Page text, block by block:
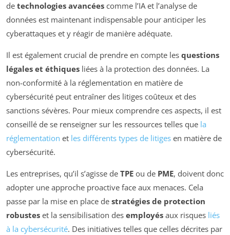
de technologies avancées comme l’IA et l’analyse de
données est maintenant indispensable pour anticiper les
cyberattaques et y réagir de manière adéquate.
Il est également crucial de prendre en compte les questions
légales et éthiques liées à la protection des données. La
non-conformité à la réglementation en matière de
cybersécurité peut entraîner des litiges coûteux et des
sanctions sévères. Pour mieux comprendre ces aspects, il est
conseillé de se renseigner sur les ressources telles que la
réglementation et les différents types de litiges en matière de
cybersécurité.
Les entreprises, qu’il s’agisse de TPE ou de PME, doivent donc
adopter une approche proactive face aux menaces. Cela
passe par la mise en place de stratégies de protection
robustes et la sensibilisation des employés aux risques liés
à la cybersécurité. Des initiatives telles que celles décrites par